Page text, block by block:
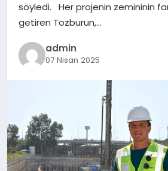
söyledi. Her projenin zemininin
getiren Tozburun,…
admin
07 Nisan 2025